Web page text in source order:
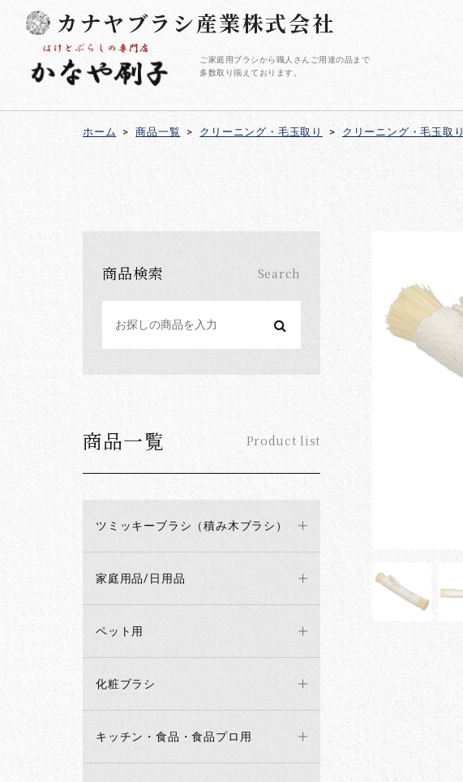
カナヤブラシ産業株式会社
ご家庭用ブラシから職人さんご用達の品まで
多数取り揃えております。
ホーム > 商品一覧 > クリーニング・毛玉取り > クリーニング・毛玉取り
商品検索 Search
商品一覧 Product list
ツミッキーブラシ（積み木ブラシ）
家庭用品/日用品
ペット用
化粧ブラシ
キッチン・食品・食品プロ用